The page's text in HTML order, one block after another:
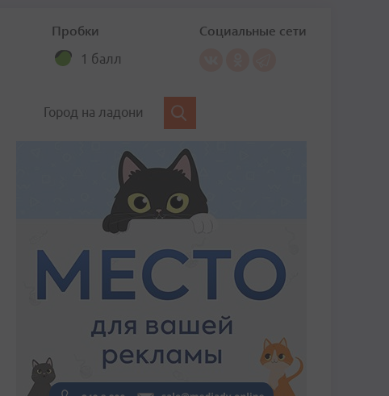
Пробки
1 балл
Социальные сети
Город на ладони